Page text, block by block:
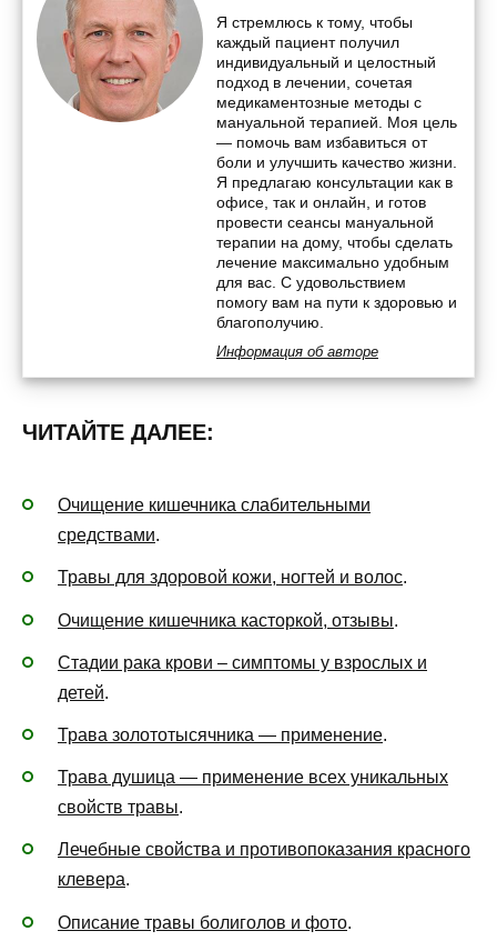
Я стремлюсь к тому, чтобы
каждый пациент получил
индивидуальный и целостный
подход в лечении, сочетая
медикаментозные методы с
мануальной терапией. Моя цель
— помочь вам избавиться от
боли и улучшить качество жизни.
Я предлагаю консультации как в
офисе, так и онлайн, и готов
провести сеансы мануальной
терапии на дому, чтобы сделать
лечение максимально удобным
для вас. С удовольствием
помогу вам на пути к здоровью и
благополучию.
Информация об авторе
ЧИТАЙТЕ ДАЛЕЕ:
Очищение кишечника слабительными
средствами.
Травы для здоровой кожи, ногтей и волос.
Очищение кишечника касторкой, отзывы.
Стадии рака крови – симптомы у взрослых и
детей.
Трава золототысячника — применение.
Трава душица — применение всех уникальных
свойств травы.
Лечебные свойства и противопоказания красного
клевера.
Описание травы болиголов и фото.